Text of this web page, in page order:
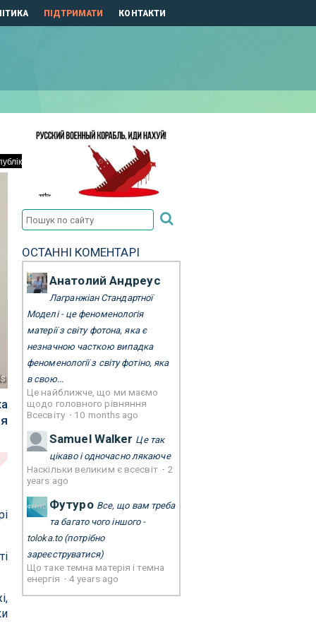
ПІДТРИМАТИ КОНТАКТИ
ОСТАННІ КОМЕНТАРІ
Анатолий Андреус
Лагранжіан Стандартної
Моделі - це феноменологія
матерії з світу фотона, яка є
незначною часткою випадка
феноменології з світу фотіно, яка
в свою...
Це найближче, що ми маємо
щодо головного рівняння
Всесвіту · 10 months ago
Samuel Walker Це так
цікаво і одночасно лякаюче
Наскільки великим є всесвіт · 2
years ago
Футуро Все, що вам треба
та багато чого іншого -
toloka.to(потрібно
зареєструватися)
Що таке темна матерія і темна
енергія ·4 years ago